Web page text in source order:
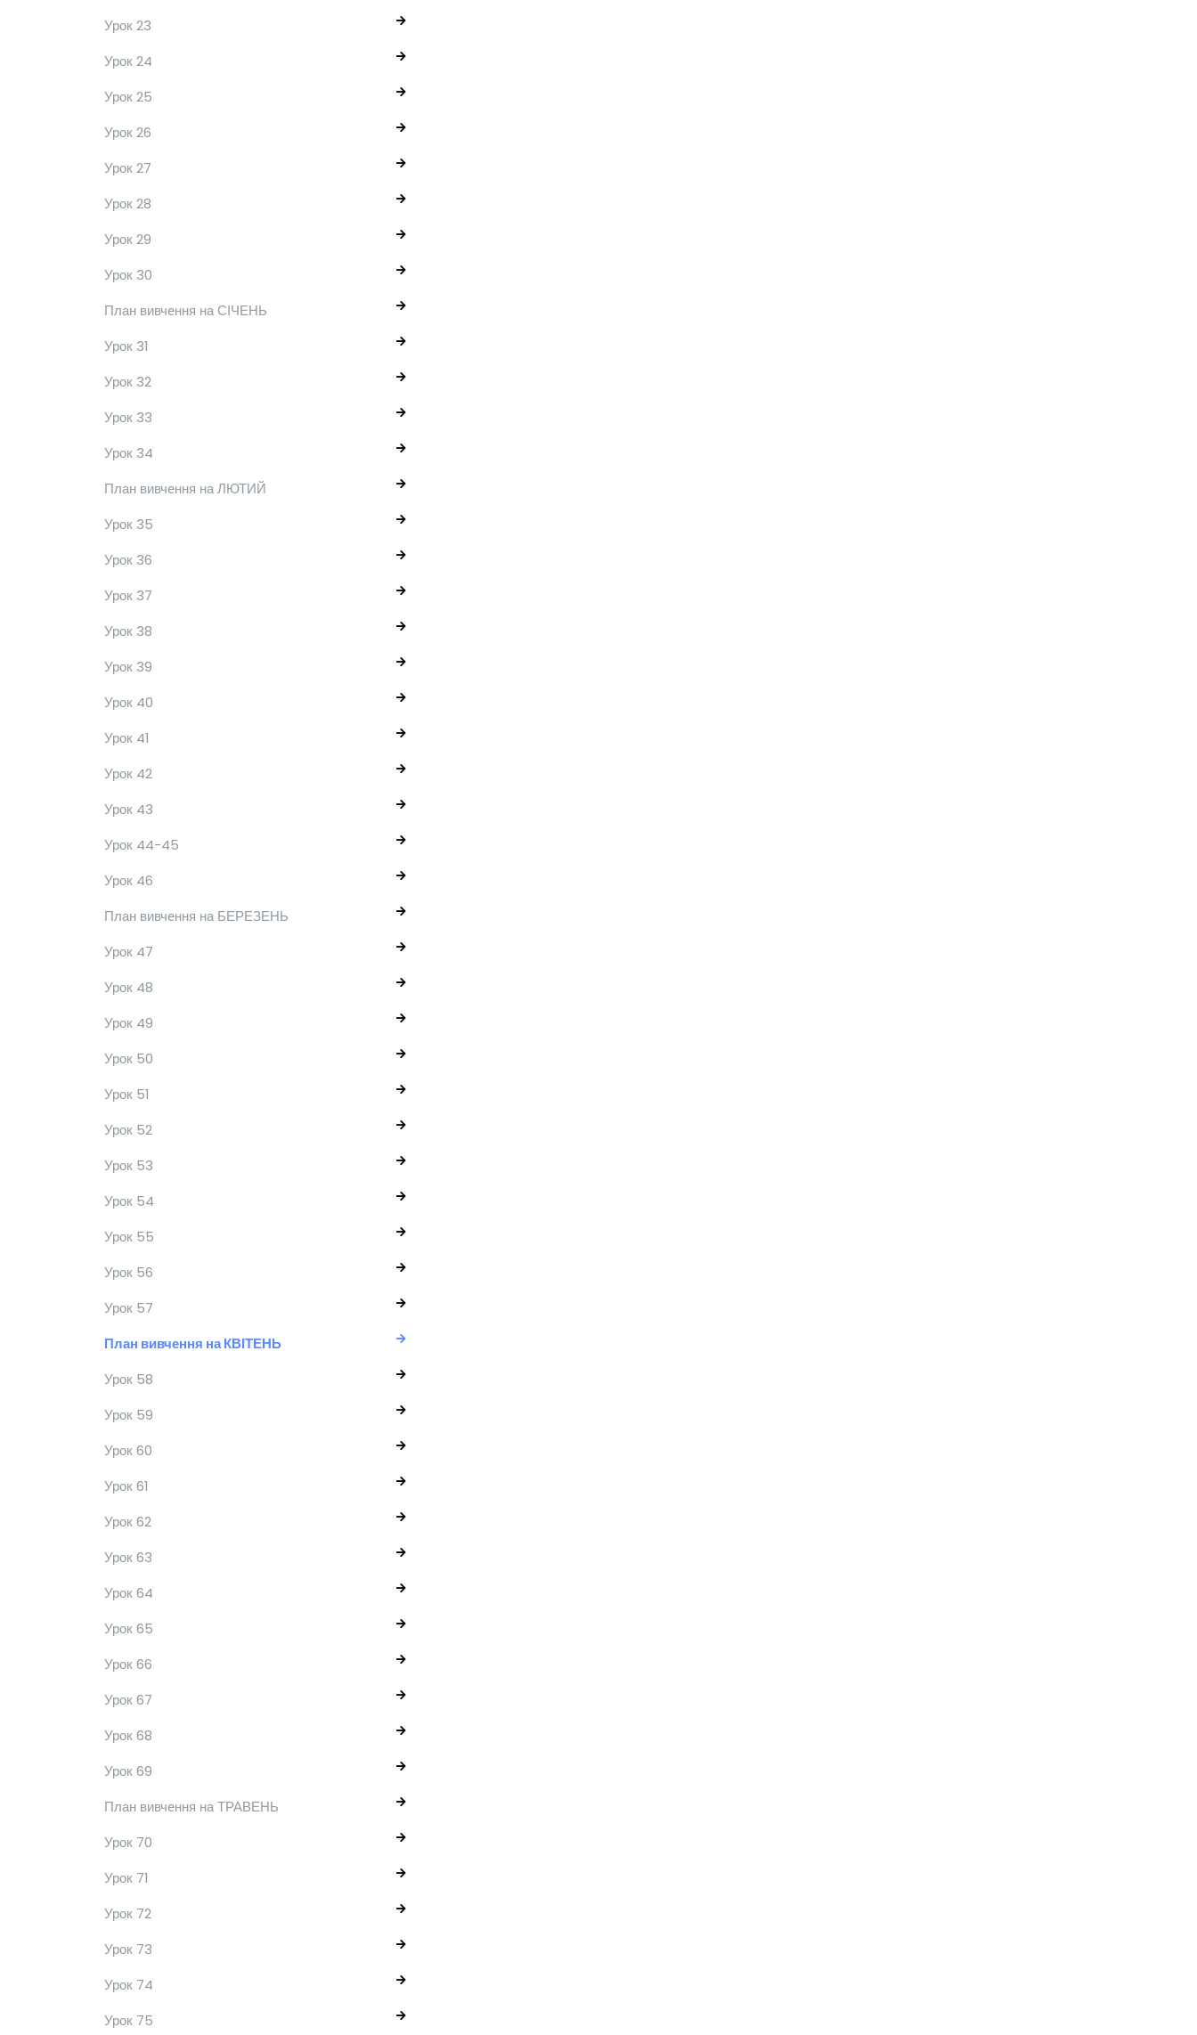
Урок 23
Урок 24
Урок 25
Урок 26
Урок 27
Урок 28
Урок 29
Урок 30
План вивчення на СІЧЕНЬ
Урок 31
Урок 32
Урок 33
Урок 34
План вивчення на ЛЮТИЙ
Урок 35
Урок 36
Урок 37
Урок 38
Урок 39
Урок 40
Урок 41
Урок 42
Урок 43
Урок 44-45
Урок 46
План вивчення на БЕРЕЗЕНЬ
Урок 47
Урок 48
Урок 49
Урок 50
Урок 51
Урок 52
Урок 53
Урок 54
Урок 55
Урок 56
Урок 57
План вивчення на КВІТЕНЬ
Урок 58
Урок 59
Урок 60
Урок 61
Урок 62
Урок 63
Урок 64
Урок 65
Урок 66
Урок 67
Урок 68
Урок 69
План вивчення на ТРАВЕНЬ
Урок 70
Урок 71
Урок 72
Урок 73
Урок 74
Урок 75